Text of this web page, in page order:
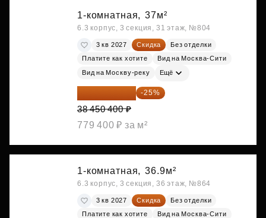
1-комнатная, 37м²
6.3 корпус, 3 секция, 31 этаж, №804
3 кв 2027 Скидка
Без отделки
Платите как хотите
Вид на Москва-Сити
Вид на Москву-реку Ещё
28 837 800 ₽ -25%
38 450 400 ₽
779 400 ₽ за м²
1-комнатная, 36.9м²
6.3 корпус, 3 секция, 36 этаж, №864
3 кв 2027 Скидка
Без отделки
Платите как хотите
Вид на Москва-Сити